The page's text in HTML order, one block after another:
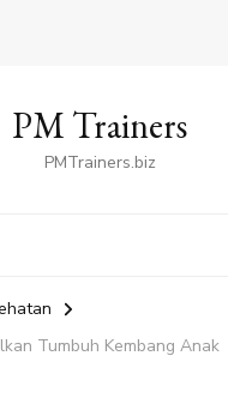
PM Trainers
PMTrainers.biz
Tumbuh Kembang Anak